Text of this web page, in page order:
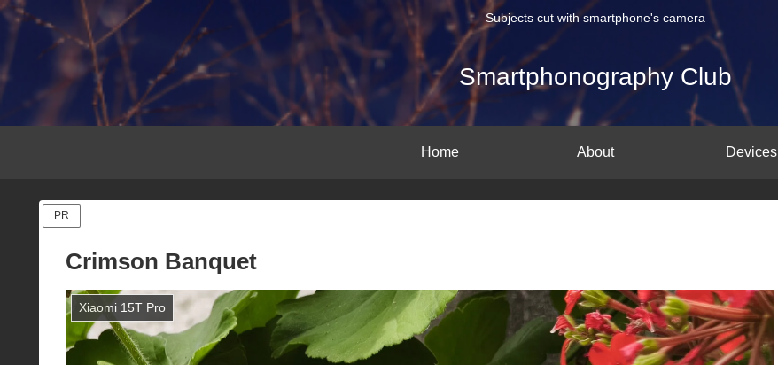
Subjects cut with smartphone's camera
Smartphonography Club
Home About Devices
PR
Crimson Banquet
Xiaomi 15T Pro